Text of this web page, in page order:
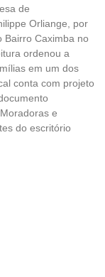
de
Orliange, por
Bairro Caximba no
ordenou a
em um dos
conta com projeto
e
do escritório